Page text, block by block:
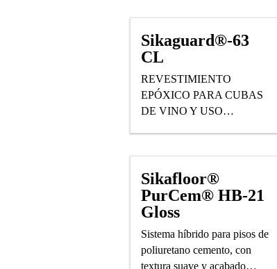
Sikaguard®-63
CL
REVESTIMIENTO
EPÓXICO PARA CUBAS
DE VINO Y USO
Sikafloor®
PurCem® HB-21
Gloss
Sistema híbrido para pisos de
poliuretano cemento, con
textura suave y acabado